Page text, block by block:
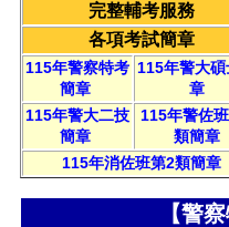
完整輔考服務
各項考試簡章
115年警察特考
簡章
115年警大碩
章
115年警大二技
簡章
115年警佐
類簡章
115年消佐班第2類簡章
【警